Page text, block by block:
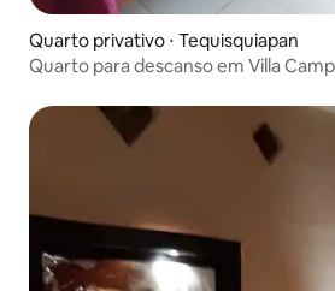
Quarto privativo ⋅ Tequisquiapan
Quarto para descanso em Villa